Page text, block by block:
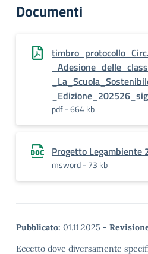
Documenti
pdf - 664 kb
Progetto Legambiente
msword - 73 kb
Pubblicato: 01.11.2025 -
Eccetto dove diversamente